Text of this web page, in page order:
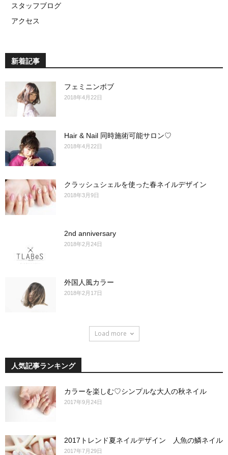
スタッフブログ
アクセス
新着記事
フェミニンボブ
2018年4月22日
Hair & Nail 同時施術可能サロン♡
2018年4月22日
クラッシュシェルを使った春ネイルデザイン
2018年3月9日
2nd anniversary
2018年2月24日
外国人風カラー
2018年2月17日
Load more
人気記事ランキング
カラーを楽しむ♡シンプルな大人の秋ネイル
2017年9月24日
2017トレンド夏ネイルデザイン 人魚の鱗ネイル
2017年7月29日